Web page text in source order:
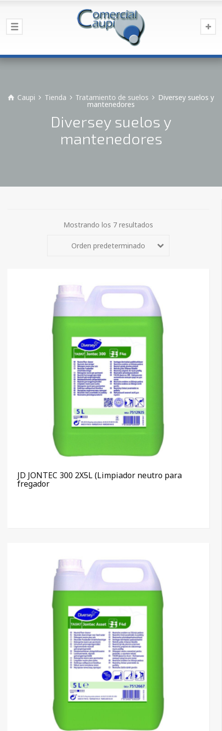
Caupi Tienda Tratamiento de suelos Diversey suelos y
mantenedores
Diversey suelos y
mantenedores
Mostrando los 7 resultados
Orden predeterminado
JD JONTEC 300 2X5L (Limpiador neutro para
fregador